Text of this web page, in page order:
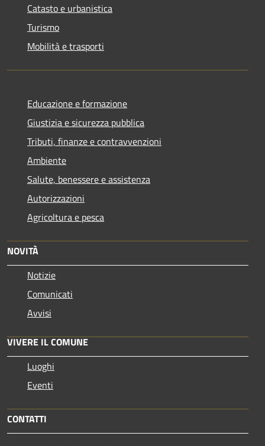
Catasto e urbanistica
Turismo
Mobilità e trasporti
Educazione e formazione
Giustizia e sicurezza pubblica
Tributi, finanze e contravvenzioni
Ambiente
Salute, benessere e assistenza
Autorizzazioni
Agricoltura e pesca
NOVITÀ
Notizie
Comunicati
Avvisi
VIVERE IL COMUNE
Luoghi
Eventi
CONTATTI